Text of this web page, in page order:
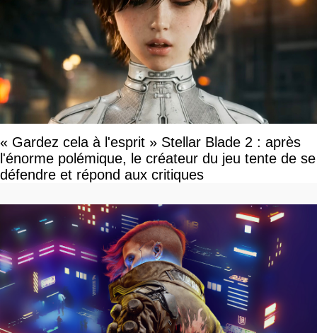
« Gardez cela à l'esprit » Stellar Blade 2 : après
l'énorme polémique, le créateur du jeu tente de se
défendre et répond aux critiques